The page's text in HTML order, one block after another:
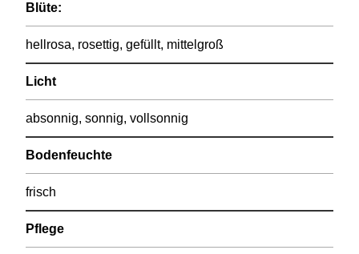
Blüte:
hellrosa, rosettig, gefüllt, mittelgroß
Licht
absonnig, sonnig, vollsonnig
Bodenfeuchte
frisch
Pflege